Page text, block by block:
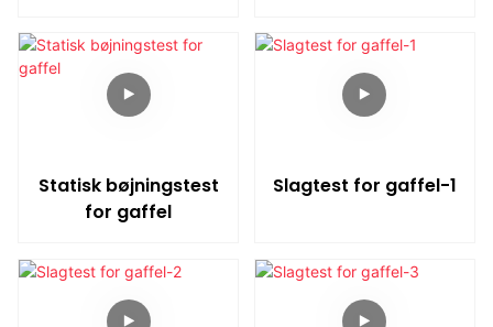
Statisk bøjningstest
for gaffel
Slagtest for gaffel-1